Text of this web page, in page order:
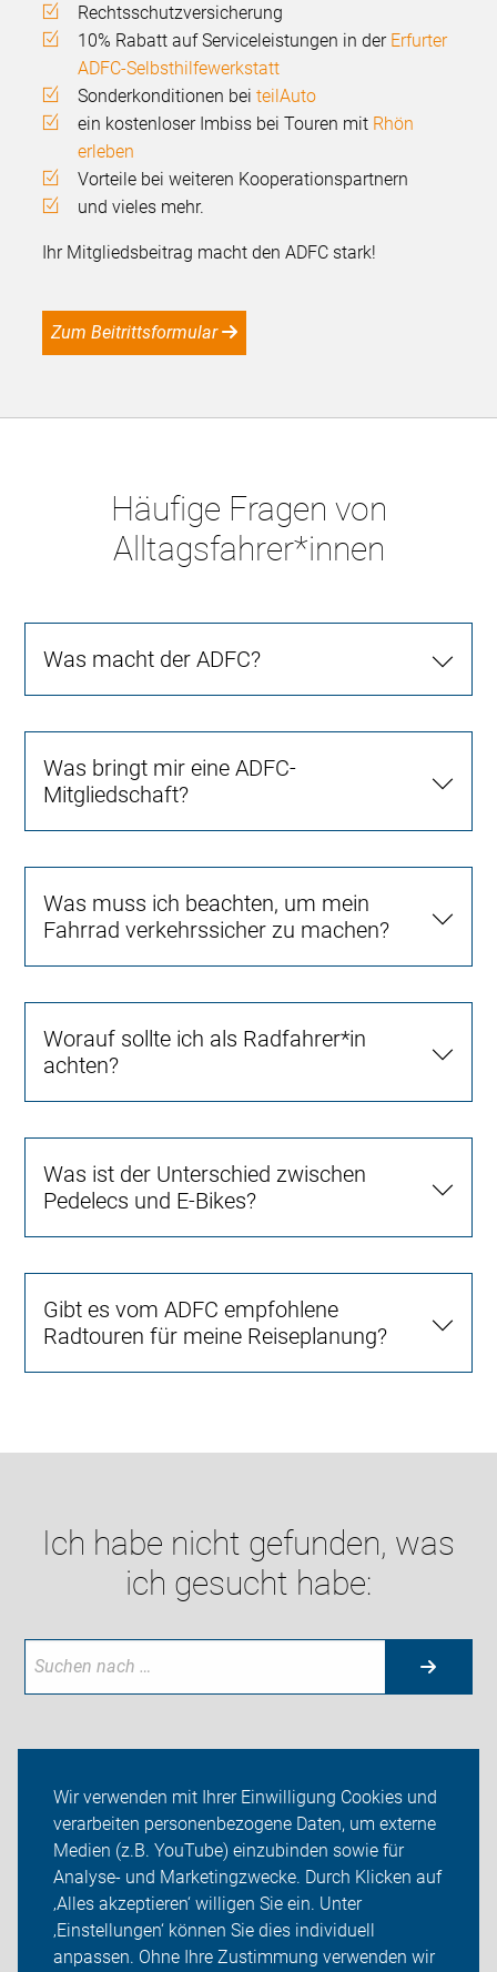
Wir verwenden mit Ihrer Einwilligung Cookies und
verarbeiten personenbezogene Daten, um externe
Medien (z.B. YouTube) einzubinden sowie für
Analyse- und Marketingzwecke. Durch Klicken auf
‚Alles akzeptieren‘ willigen Sie ein. Unter
‚Einstellungen‘ können Sie dies individuell
anpassen. Ohne Ihre Zustimmung verwenden wir
Rechtsschutzversicherung
10% Rabatt auf Serviceleistungen in der Erfurter
ADFC-Selbsthilfewerkstatt
Sonderkonditionen beiteilAuto
ein kostenloser Imbiss bei Touren mit Rhön
erleben
Vorteile bei weiteren Kooperationspartnern
und vieles mehr.
Ihr Mitgliedsbeitrag macht den ADFC stark!
Zum Beitrittsformular
Häufige Fragen von
Alltagsfahrer*innen
Was macht der ADFC?
Was bringt mir eine ADFC-
Mitgliedschaft?
Was muss ich beachten, um mein
Fahrrad verkehrssicher zu machen?
Worauf sollte ich als Radfahrer*in
achten?
Was ist der Unterschied zwischen
Pedelecs und E-Bikes?
Gibt es vom ADFC empfohlene
Radtouren für meine Reiseplanung?
Ich habe nicht gefunden, was
ich gesucht habe:
Themen
ADFC Erfurt
Sei dabei